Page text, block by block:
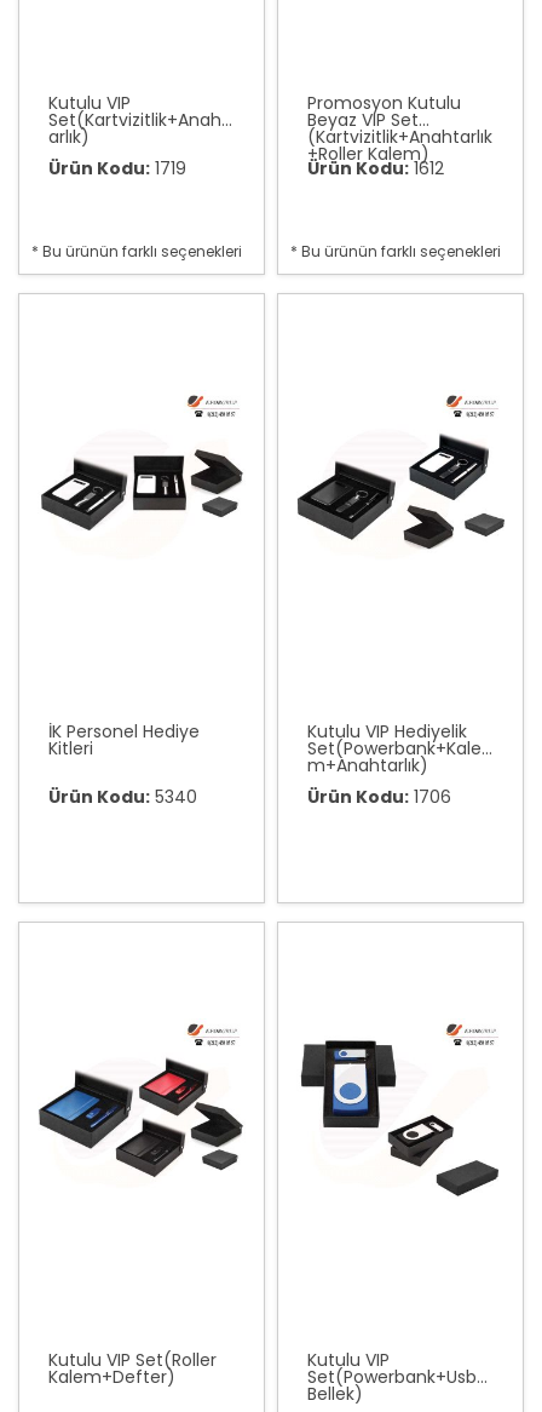
Kutulu VIP
Set(Kartvizitlik+Anaht
arlık)
Ürün Kodu: 1719
* Bu ürünün farklı seçenekleri
Promosyon Kutulu
Beyaz VIP Set
(Kartvizitlik+Anahtarlık
+Roller Kalem)
Ürün Kodu: 1612
* Bu ürünün farklı seçenekleri
İK Personel Hediye
Kitleri
Ürün Kodu: 5340
Kutulu VIP Hediyelik
Set(Powerbank+Kale
m+Anahtarlık)
Ürün Kodu: 1706
Kutulu VIP Set(Roller
Kalem+Defter)
Kutulu VIP
Set(Powerbank+Usb
Bellek)